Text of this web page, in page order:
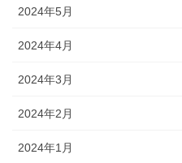
2024年5月
2024年4月
2024年3月
2024年2月
2024年1月